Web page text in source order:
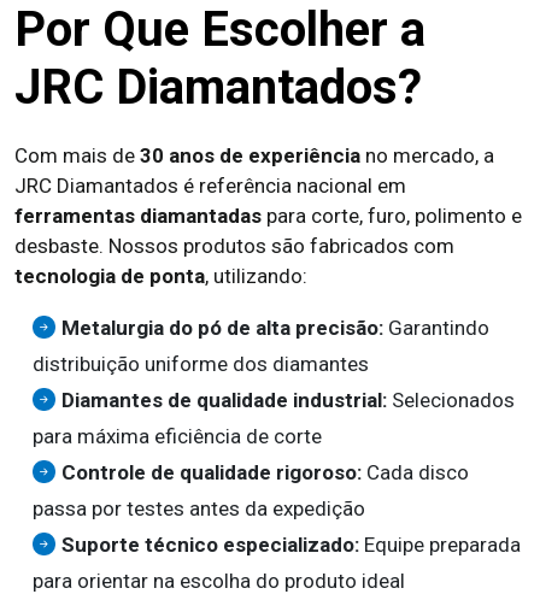
Por Que Escolher a
JRC Diamantados?
Com mais de 30 anos de experiência no mercado, a
JRC Diamantados é referência nacional em
ferramentas diamantadas para corte, furo, polimento e
desbaste. Nossos produtos são fabricados com
tecnologia de ponta, utilizando:
Metalurgia do pó de alta precisão: Garantindo
distribuição uniforme dos diamantes
Diamantes de qualidade industrial: Selecionados
para máxima eficiência de corte
Controle de qualidade rigoroso: Cada disco
passa por testes antes da expedição
Suporte técnico especializado: Equipe preparada
para orientar na escolha do produto ideal